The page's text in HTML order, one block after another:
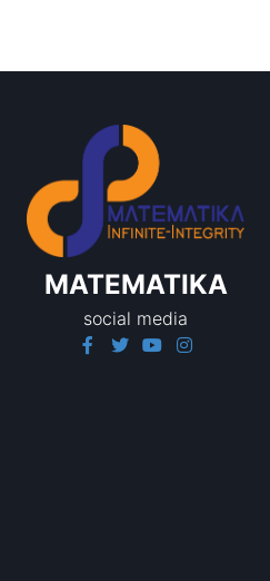
MATEMATIKA
social media